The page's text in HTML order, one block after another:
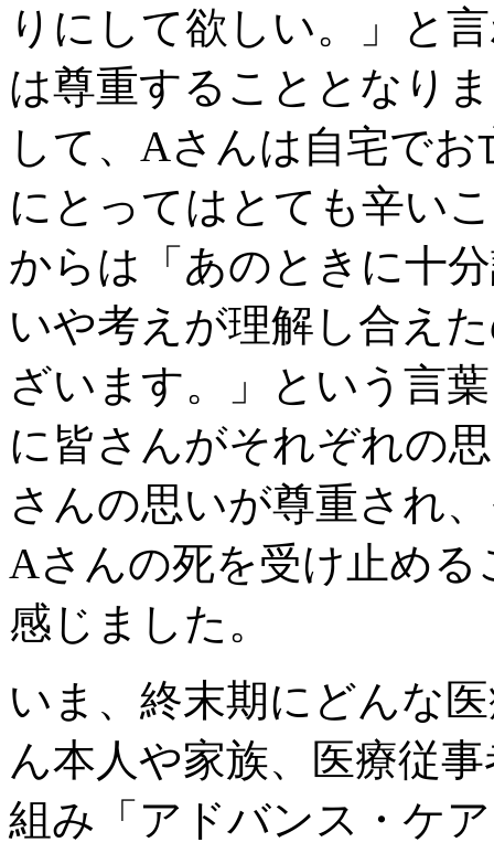
りにして欲しい。」と
は尊重することとなり
して、Aさんは自宅で
にとってはとても辛い
からは「あのときに十
いや考えが理解し合え
ざいます。」という言
に皆さんがそれぞれの
さんの思いが尊重され
Aさんの死を受け止め
感じました。
いま、終末期にどんな
ん本人や家族、医療従
組み「アドバンス・ケ